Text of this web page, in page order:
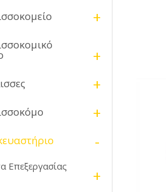
+
+
+
+
-
Επεξεργασίας
+